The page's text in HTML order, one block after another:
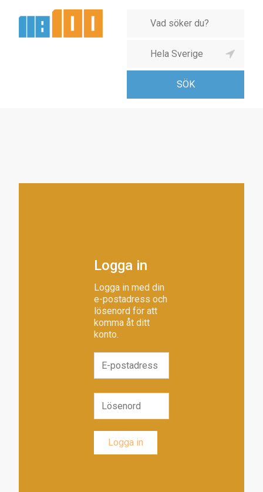
Logga in
Logga in med din
e-postadress och
lösenord för att
komma åt ditt
konto.